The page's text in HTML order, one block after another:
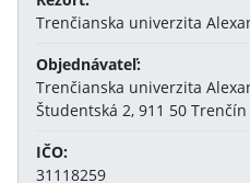
Trenčianska univerzita
Objednávateľ:
Trenčianska univerzita
Študentská 2, 911 50 Trenčín
IČO:
31118259